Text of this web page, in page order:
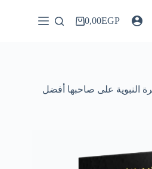
عربة0,00EGP
النبوية على صاحبها أفضل